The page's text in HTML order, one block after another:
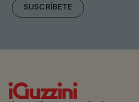
SUSCRÍBETE